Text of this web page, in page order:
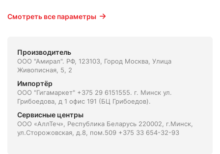
Смотреть все параметры
Производитель
ООО "Амирал". РФ, 123103, Город Москва, Улица
Живописная, 5, 2
Импортёр
ООО "Гигамаркет" +375 29 6151555. г. Минск ул.
Грибоедова, д 1 офис 191 (БЦ Грибоедов).
Сервисные центры
ООО «АллТеч», Республика Беларусь 220002, г.Минск,
ул.Сторожовская, д.8, пом.509 +375 33 654-32-93